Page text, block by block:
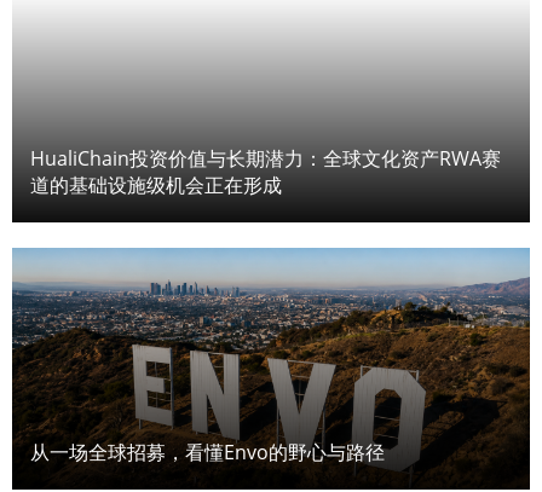
HualiChain投资价值与长期潜力：全球文化资产RWA赛
道的基础设施级机会正在形成
从一场全球招募，看懂Envo的野心与路径